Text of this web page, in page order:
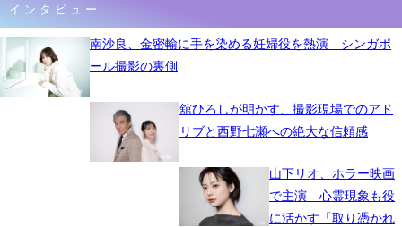
インタビュー
南沙良、金密輸に手を染める妊婦役を熱演 シンガポ
ール撮影の裏側
舘ひろしが明かす、撮影現場でのアド
リブと西野七瀬への絶大な信頼感
山下リオ、ホラー映画
で主演 心霊現象も役
に活かす「取り憑かれ